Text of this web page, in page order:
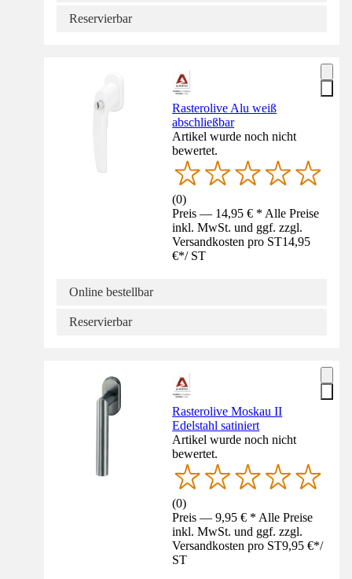
Reservierbar
Rasterolive Alu weiß
abschließbar
Artikel wurde noch nicht
bewertet.
(0)
Preis — 14,95 € * Alle Preise
inkl. MwSt. und ggf. zzgl.
Versandkosten pro ST14,95
€*/ ST
Online bestellbar
Reservierbar
Rasterolive Moskau II
Edelstahl satiniert
Artikel wurde noch nicht
bewertet.
(0)
Preis — 9,95 € * Alle Preise
inkl. MwSt. und ggf. zzgl.
Versandkosten pro ST9,95 €*/
ST